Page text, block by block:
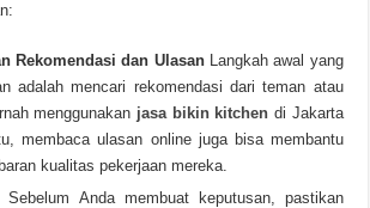
Rekomendasi dan UlasanLangkah awal yang
adalah mencari rekomendasi dari teman atau
menggunakan jasa bikin kitchen di Jakarta
membaca ulasan online juga bisa membantu
kualitas pekerjaan mereka.
Sebelum Anda membuat keputusan, pastikan